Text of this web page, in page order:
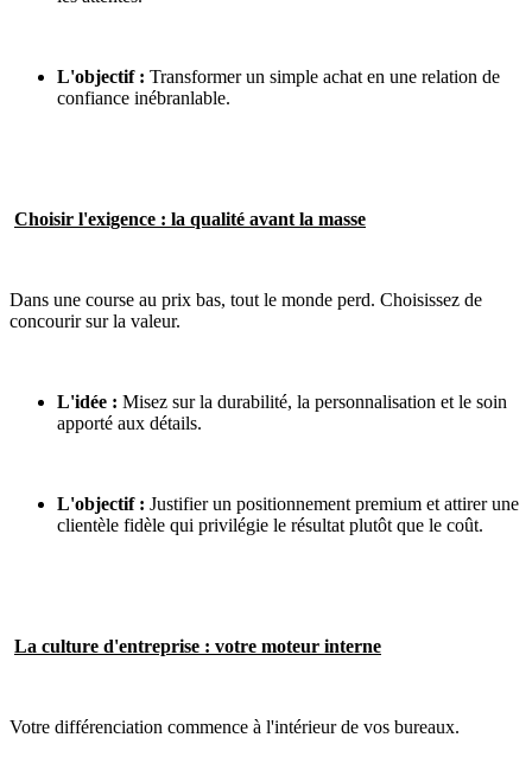
L'objectif : Transformer un simple achat en une relation de
confiance inébranlable.
Choisir l'exigence : la qualité avant la masse
Dans une course au prix bas, tout le monde perd. Choisissez de
concourir sur la valeur.
L'idée : Misez sur la durabilité, la personnalisation et le soin
apporté aux détails.
L'objectif : Justifier un positionnement premium et attirer une
clientèle fidèle qui privilégie le résultat plutôt que le coût.
La culture d'entreprise : votre moteur interne
Votre différenciation commence à l'intérieur de vos bureaux.